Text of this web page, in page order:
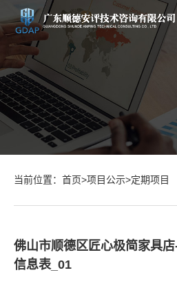
当前位置： 首页>项目公示>定期项目
佛山市顺德区匠心极简家具
信息表_01